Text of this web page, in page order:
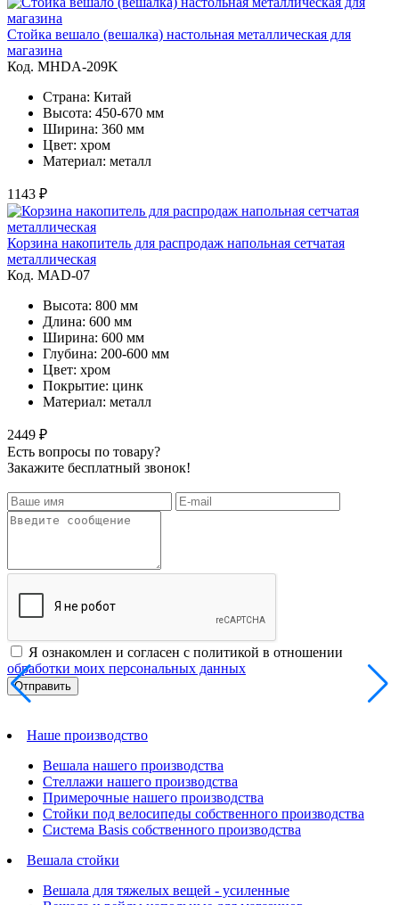
Стойка вешало (вешалка) настольная металлическая для
магазина
Код. MHDA-209K
Страна: Китай
Высота: 450-670 мм
Ширина: 360 мм
Цвет: хром
Материал: металл
1143 ₽
Корзина накопитель для распродаж напольная сетчатая
металлическая
Код. MAD-07
Высота: 800 мм
Длина: 600 мм
Ширина: 600 мм
Глубина: 200-600 мм
Цвет: хром
Покрытие: цинк
Материал: металл
2449 ₽
Есть вопросы по товару?
Закажите бесплатный звонок!
Я ознакомлен и согласен с политикой в отношении
обработки моих персональных данных
Наше производство
Вешала нашего производства
Стеллажи нашего производства
Примерочные нашего производства
Стойки под велосипеды собственного производства
Система Basis собственного производства
Вешала стойки
Вешала для тяжелых вещей - усиленные